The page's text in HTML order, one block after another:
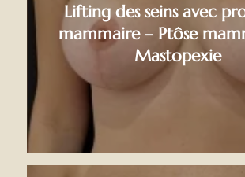
Lifting des seins avec
mammaire – Ptôse
Mastopexie